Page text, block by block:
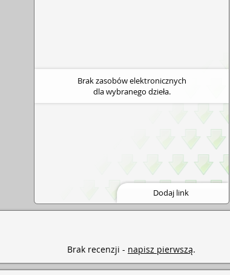
Brak zasobów elektronicznych
dla wybranego dzieła.
Dodaj link
Brak recenzji - napisz pierwszą.